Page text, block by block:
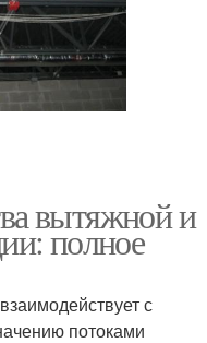
вытяжной и
полное
с
потоками